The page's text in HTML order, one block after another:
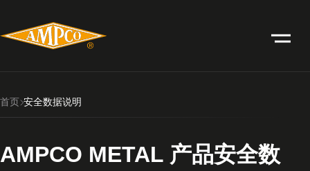
首页 安全数据说明
AMPCO METAL 产品安全数